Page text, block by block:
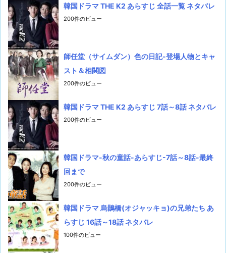
韓国ドラマ THE K2 あらすじ 全話一覧 ネタバレ
200件のビュー
師任堂（サイムダン）色の日記-登場人物とキャ
スト＆相関図
200件のビュー
韓国ドラマ THE K2 あらすじ 7話～8話 ネタバレ
200件のビュー
韓国ドラマ-秋の童話-あらすじ-7話～8話-最終
回まで
200件のビュー
韓国ドラマ 烏鵲橋(オジャッキョ)の兄弟たち あ
らすじ 16話～18話 ネタバレ
100件のビュー